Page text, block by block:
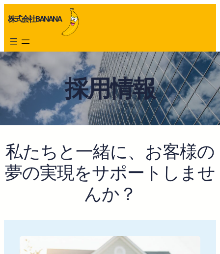
容
キ
ッ
株式会社BANANA
採用情報
私たちと一緒に、お客様の
夢の実現をサポートしませ
んか？